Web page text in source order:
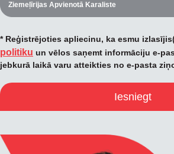
Ziemeļīrijas Apvienotā Karaliste
* Reģistrējoties apliecinu, ka esmu
politiku un vēlos saņemt informāciju e-
jebkurā laikā varu atteikties no e-pasta
Iesniegt